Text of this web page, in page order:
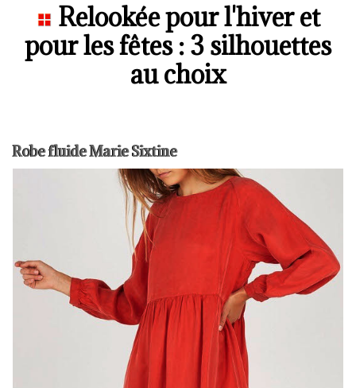
Relookée pour l'hiver et
pour les fêtes : 3 silhouettes
au choix
Robe fluide Marie Sixtine